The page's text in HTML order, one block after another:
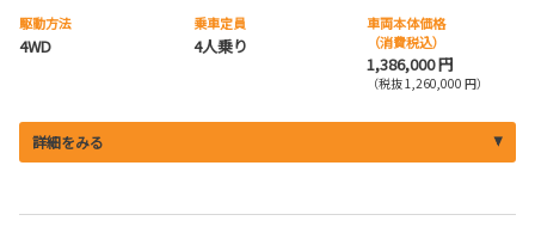
駆動方法
4WD
乗車定員
4人乗り
車両本体価格
（消費税込）
1,386,000 円
（税抜 1,260,000 円）
詳細をみる